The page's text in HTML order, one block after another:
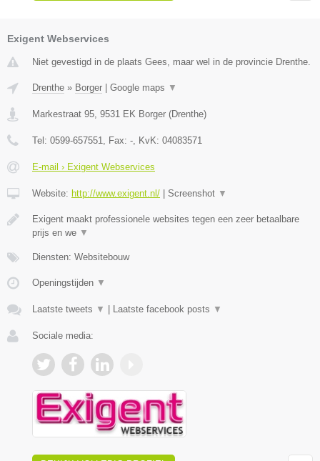
Exigent Webservices
Niet gevestigd in de plaats Gees, maar wel in de provincie Drenthe.
Drenthe » Borger Google maps ▼
Markestraat 95, 9531 EK Borger (Drenthe)
Tel: 0599-657551, Fax: -, KvK: 04083571
E-mail › Exigent Webservices
Website: http://www.exigent.nl/ Screenshot ▼
Exigent maakt professionele websites tegen een zeer betaalbare
prijs en we ▼
Diensten: Websitebouw
Openingstijden ▼
Laatste tweets ▼ Laatste facebook posts ▼
Sociale media: